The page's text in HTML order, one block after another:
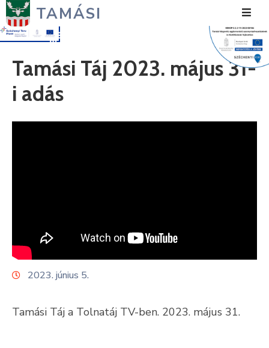
TAMÁSI
Fejlesztések
Média
Keresés
Tamási Táj 2023. május 31-
i adás
2023. június 5.
Tamási Táj a Tolnatáj TV-ben. 2023. május 31.